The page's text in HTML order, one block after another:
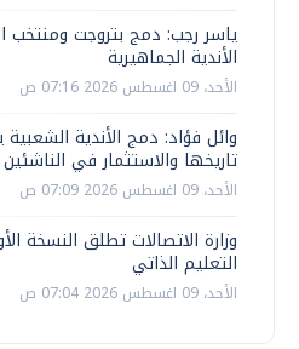
ياسر رجب: دمج بتروجت
الأندية الجماهيرية
الأحد، 09 اغسطس 2026 07:16 ص
وائل فؤاد: دمج الأندية
تاريخها والاستثمار في
الأحد، 09 اغسطس 2026 07:09 ص
وزارة الاتصالات تطلق النسخة
التعليم الذاتي
الأحد، 09 اغسطس 2026 07:04 ص